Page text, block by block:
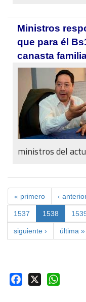
Ministros
que para él
canasta
ministros del
« primero ‹
1537 1538
siguiente › última »
Facebook